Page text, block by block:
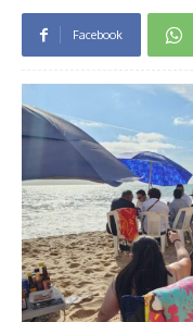
Facebook